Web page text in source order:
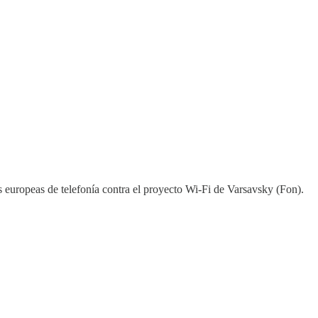
de telefonía contra el proyecto Wi-Fi de Varsavsky (Fon).